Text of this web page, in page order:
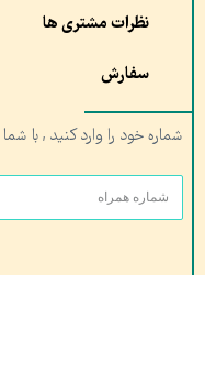
نظرات مشتری ها
سفارش
شماره خود را وارد کنید , با